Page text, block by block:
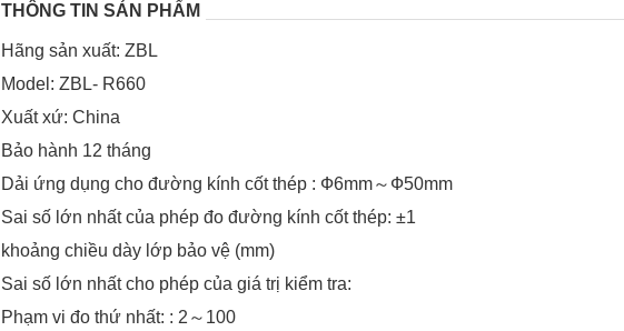
THÔNG TIN SẢN PHẨM
Hãng sản xuất: ZBL
Model: ZBL- R660
Xuất xứ: China
Bảo hành 12 tháng
Dải ứng dụng cho đường kính cốt thép : Ф6mm～Ф50mm
Sai số lớn nhất của phép đo đường kính cốt thép: ±1
khoảng chiều dày lớp bảo vệ (mm)
Sai số lớn nhất cho phép của giá trị kiểm tra:
Phạm vi đo thứ nhất: : 2～100